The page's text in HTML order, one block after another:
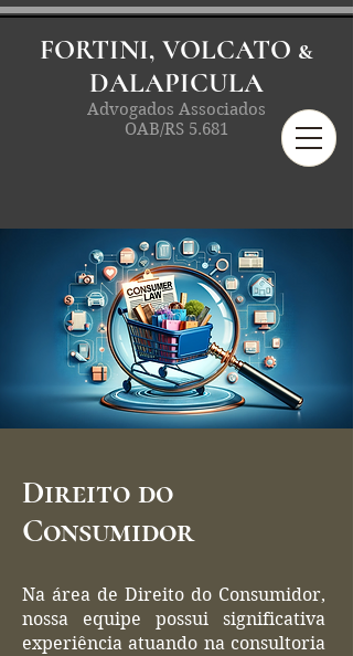
FORTINI, VOLCATO &
DALAPICULA
Advogados Associados
OAB/RS 5.681
Direito do
Consumidor
Na área de Direito do Consumidor,
nossa equipe possui significativa
experiência atuando na consultoria